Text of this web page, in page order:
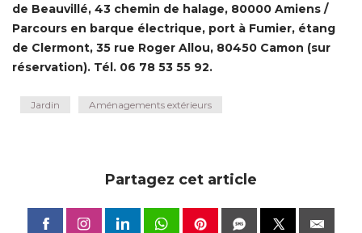
de Beauvillé, 43 chemin de halage, 80000 Amiens /
Parcours en barque électrique, port à Fumier, étang
de Clermont, 35 rue Roger Allou, 80450 Camon (sur
réservation). Tél. 06 78 53 55 92.
Jardin Aménagements extérieurs
Partagez cet article